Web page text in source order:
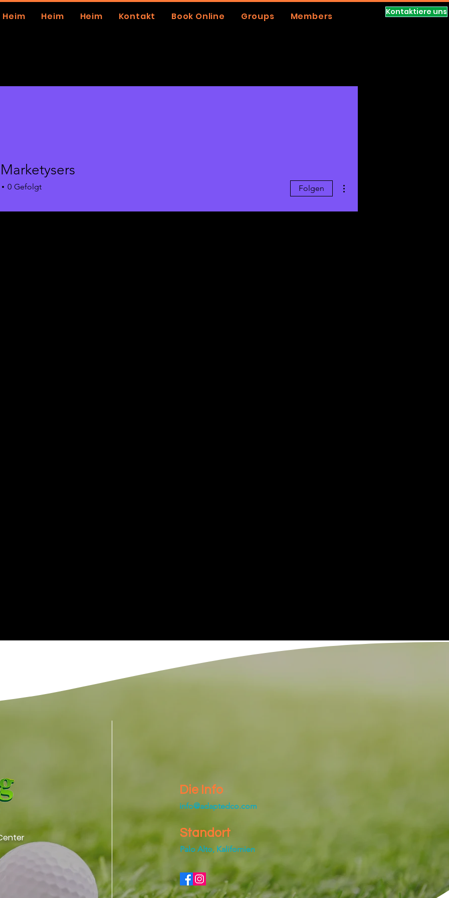
Heim Heim Heim Kontakt Book Online Groups Members Kontaktiere uns
0 Gefolgt Folgen
Die Info
info@adaptedco.com
Standort
Palo Alto, Kalifornien